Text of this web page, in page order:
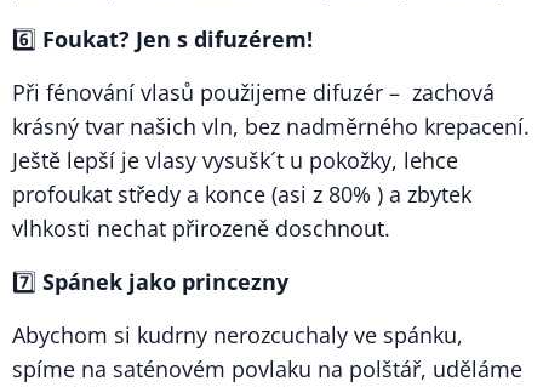
6️⃣ Foukat? Jen s difuzérem!
Při fénování vlasů použijeme difuzér – zachová
krásný tvar našich vln, bez nadměrného krepacení.
Ještě lepší je vlasy vysušk´t u pokožky, lehce
profoukat středy a konce (asi z 80% ) a zbytek
vlhkosti nechat přirozeně doschnout.
7️⃣ Spánek jako princezny
Abychom si kudrny nerozcuchaly ve spánku,
spíme na saténovém povlaku na polštář, uděláme